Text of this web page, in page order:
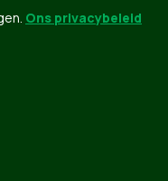
Ons privacybeleid